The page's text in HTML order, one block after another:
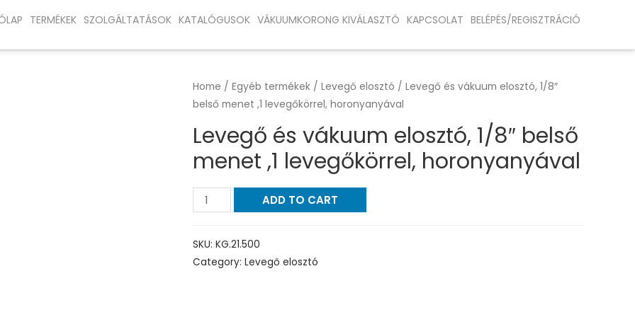
TERMÉKEK SZOLGÁLTATÁSOK KATALÓGUSOK VÁKUUMKORONG KIVÁLASZTÓ KAPCSOLAT BELÉPÉS/REGISZTRÁCIÓ
Home / Egyéb termékek / Levegő elosztó / Levegő és vákuum elosztó, 1/8″
belső menet ,1 levegőkörrel, horonyanyával
Levegő és vákuum elosztó, 1/8″ belső
menet ,1 levegőkörrel, horonyanyával
ADD TO CART
SKU: KG.21.500
Category: Levegő elosztó